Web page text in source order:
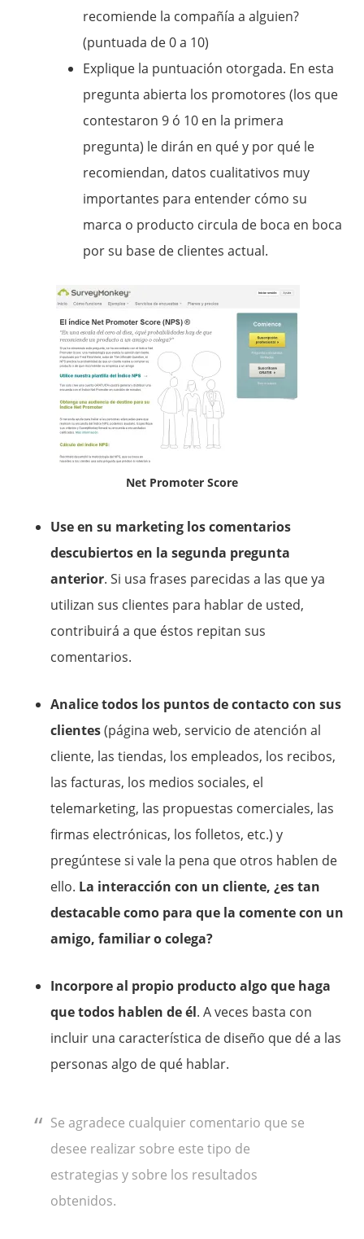
recomiende la compañía a alguien?
(puntuada de 0 a 10)
Explique la puntuación otorgada. En esta
pregunta abierta los promotores (los que
contestaron 9 ó 10 en la primera
pregunta) le dirán en qué y por qué le
recomiendan, datos cualitativos muy
importantes para entender cómo su
marca o producto circula de boca en boca
por su base de clientes actual.
Net Promoter Score
Use en su marketing los comentarios
descubiertos en la segunda pregunta
anterior. Si usa frases parecidas a las que ya
utilizan sus clientes para hablar de usted,
contribuirá a que éstos repitan sus
comentarios.
Analice todos los puntos de contacto con sus
clientes(página web, servicio de atención al
cliente, las tiendas, los empleados, los recibos,
las facturas, los medios sociales, el
telemarketing, las propuestas comerciales, las
firmas electrónicas, los folletos, etc.) y
pregúntese si vale la pena que otros hablen de
ello. La interacción con un cliente, ¿es tan
destacable como para que la comente con un
amigo, familiar o colega?
Incorpore al propio producto algo que haga
que todos hablen de él. A veces basta con
incluir una característica de diseño que dé a las
personas algo de qué hablar.
Se agradece cualquier comentario que se
desee realizar sobre este tipo de
estrategias y sobre los resultados
obtenidos.